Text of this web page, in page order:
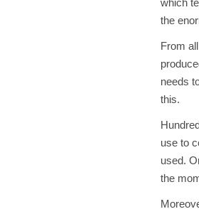
which
the
From
needs
this.
use to
used.
the